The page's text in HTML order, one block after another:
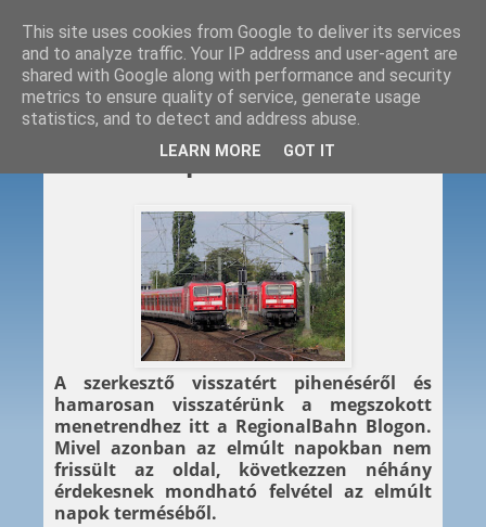
2011. 08. 21.
Pillanatképek
A szerkesztő visszatért pihenéséről és
hamarosan visszatérünk a megszokott
menetrendhez itt a RegionalBahn Blogon.
Mivel azonban az elmúlt napokban nem
frissült az oldal, következzen néhány
érdekesnek mondható felvétel az elmúlt
napok terméséből.
This site uses cookies from Google to deliver its services
and to analyze traffic. Your IP address and user-agent are
shared with Google along with performance and security
metrics to ensure quality of service, generate usage
statistics, and to detect and address abuse.
LEARN MORE GOT IT